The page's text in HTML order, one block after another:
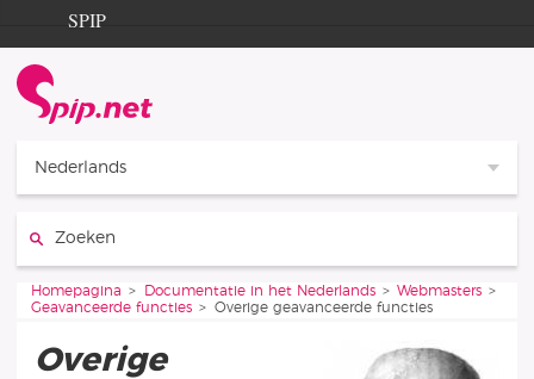
Ga naar de inhoud
Ga naar de navigatie
SPIP
Documentation
Contribution
Nederlands
Je bent hier:
Homepagina Documentatie in het Nederlands
Webmasters
Geavanceerde functies
Overige geavanceerde functies
Overige